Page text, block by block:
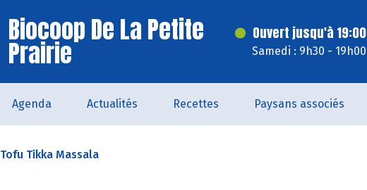
Biocoop De La Petite
Prairie
Ouvert jusqu'à 19:00
Samedi : 9h30 - 19h00
Agenda Actualités Recettes Paysans associés
Tofu Tikka Massala